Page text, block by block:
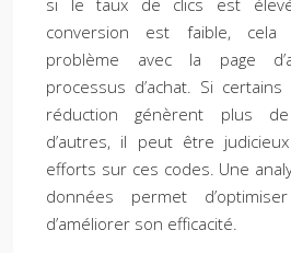
si le taux de clics est
conversion est faible,
problème avec la page
processus d’achat. Si
réduction génèrent plus
d’autres, il peut être
efforts sur ces codes. Une
données permet
d’améliorer son efficacité.